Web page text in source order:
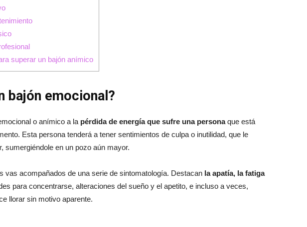
superar un bajón anímico
bajón emocional?
o anímico a la pérdida de energía que sufre una personaque está
Esta persona tenderá a tener sentimientos de culpa o inutilidad, que le
sumergiéndole en un pozo aún mayor.
vas acompañados de una serie de sintomatología. Destacan la apatía, la fatiga
para concentrarse, alteraciones del sueño y el apetito, e incluso a veces,
llorar sin motivo aparente.